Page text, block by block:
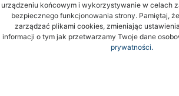
urządzeniu końcowym i wykorzystywanie w celach
bezpiecznego funkcjonowania strony. Pamiętaj,
zarządzać plikami cookies, zmieniając
informacji o tym jak przetwarzamy Twoje dane
prywatności.